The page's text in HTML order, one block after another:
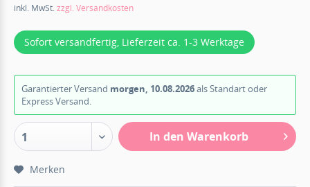
inkl. MwSt.zzgl. Versandkosten
Sofort versandfertig, Lieferzeit ca. 1-3 Werktage
Garantierter Versand morgen, 10.08.2026als Standart oder
Express Versand.
1 In den Warenkorb
Merken